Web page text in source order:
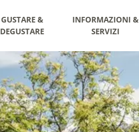
GUSTARE &
DEGUSTARE
INFORMAZIONI &
SERVIZI